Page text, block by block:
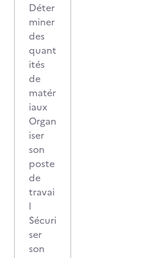
Déter
miner
des
quant
ités
de
matér
iaux
Organ
iser
son
poste
de
travai
l
Sécuri
ser
son